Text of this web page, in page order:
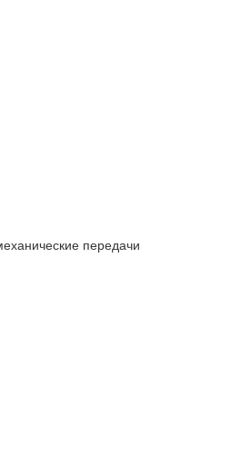
передачи